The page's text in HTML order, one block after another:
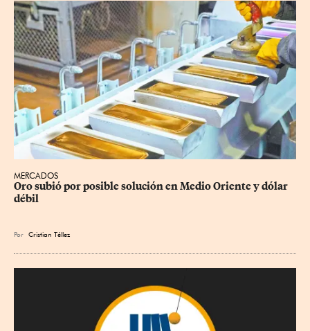
MERCADOS
Oro subió por posible solución en Medio Oriente y dólar
débil
Por Cristian Téllez